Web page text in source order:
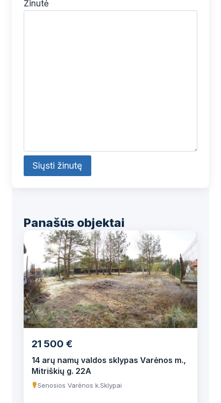
Žinutė
Panašūs objektai
21 500 €
14 arų namų valdos sklypas Varėnos m.,
Mitriškių g. 22A
Senosios Varėnos k.Sklypai